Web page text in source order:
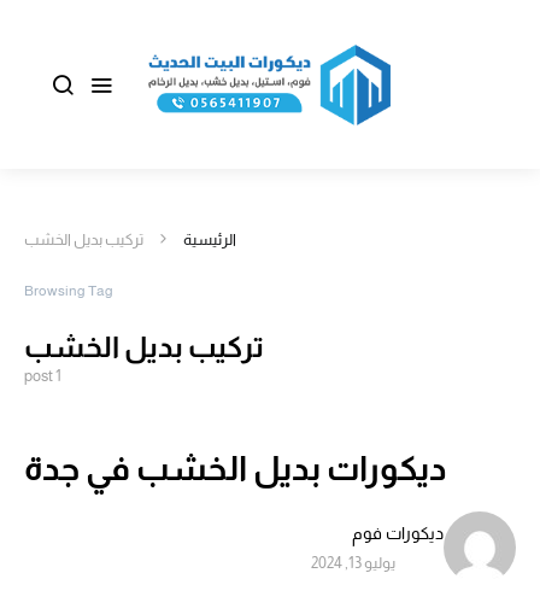
الرئيسية تركيب بديل الخشب
Browsing Tag
تركيب بديل الخشب
1 post
ديكورات بديل الخشب في جدة
ديكورات فوم
يوليو 13, 2024